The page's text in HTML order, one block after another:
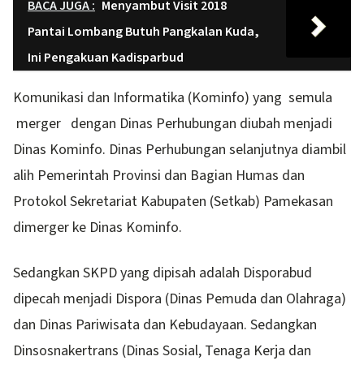
BACA JUGA : Menyambut Visit 2018
Pantai Lombang Butuh Pangkalan Kuda,
Ini Pengakuan Kadisparbud
Komunikasi dan Informatika (Kominfo) yang semula
merger dengan Dinas Perhubungan diubah menjadi
Dinas Kominfo. Dinas Perhubungan selanjutnya diambil
alih Pemerintah Provinsi dan Bagian Humas dan
Protokol Sekretariat Kabupaten (Setkab) Pamekasan
dimerger ke Dinas Kominfo.
Sedangkan SKPD yang dipisah adalah Disporabud
dipecah menjadi Dispora (Dinas Pemuda dan Olahraga)
dan Dinas Pariwisata dan Kebudayaan. Sedangkan
Dinsosnakertrans (Dinas Sosial, Tenaga Kerja dan